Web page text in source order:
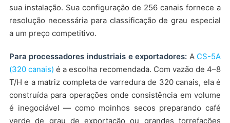
sua instalação. Sua configuração de 256 canais fornece a
resolução necessária para classificação de grau especial
a um preço competitivo.
Para processadores industriais e exportadores: A CS-5A
(320 canais) é a escolha recomendada. Com vazão de 4–8
T/H e a matriz completa de varredura de 320 canais, ela é
construída para operações onde consistência em volume
é inegociável — como moinhos secos preparando café
verde de grau de exportação ou grandes torrefações